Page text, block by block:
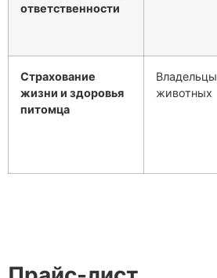
ответственности
Страхование
жизни и здоровья
питомца
Владельцы
животных